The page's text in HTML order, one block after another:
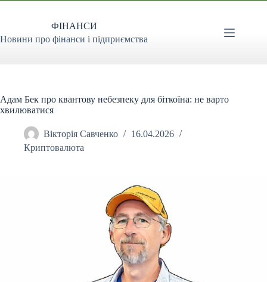
Перейти
ФІНАНСИ
Новини про фінанси і підприємства
Адам Бек про квантову небезпеку для біткоїна: не варто
хвилюватися
Вікторія Савченко
16.04.2026
Криптовалюта